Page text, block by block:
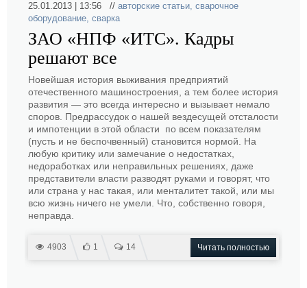
25.01.2013 | 13:56 // авторские статьи, сварочное
оборудование, сварка
ЗАО «НПФ «ИТС». Кадры
решают все
Новейшая история выживания предприятий
отечественного машиностроения, а тем более история
развития — это всегда интересно и вызывает немало
споров. Предрассудок о нашей вездесущей отсталости
и импотенции в этой области по всем показателям
(пусть и не беспочвенный) становится нормой. На
любую критику или замечание о недостатках,
недоработках или неправильных решениях, даже
представители власти разводят руками и говорят, что
или страна у нас такая, или менталитет такой, или мы
всю жизнь ничего не умели. Что, собственно говоря,
неправда.
4903 1 14 Читать полностью